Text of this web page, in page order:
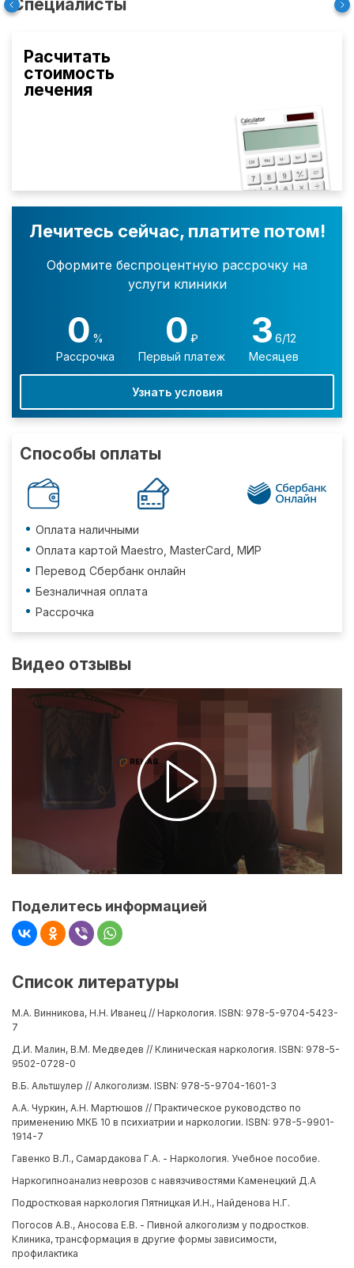
Специалисты
Расчитать
стоимость
лечения
Лечитесь сейчас, платите потом!
Оформите беспроцентную рассрочку на
услуги клиники
0 %
Рассрочка
0 ₽
Первый платеж
3 6/12
Месяцев
Узнать условия
Способы оплаты
Оплата наличными
Оплата картой Maestro, MasterCard, МИР
Перевод Сбербанк онлайн
Безналичная оплата
Рассрочка
Видео отзывы
Поделитесь информацией
Список литературы
М.А. Винникова, Н.Н. Иванец // Наркология. ISBN: 978-5-9704-5423-
7
Д.И. Малин, В.М. Медведев // Клиническая наркология. ISBN: 978-5-
9502-0728-0
В.Б. Альтшулер // Алкоголизм. ISBN: 978-5-9704-1601-3
А.А. Чуркин, А.Н. Мартюшов // Практическое руководство по
применению МКБ 10 в психиатрии и наркологии. ISBN: 978-5-9901-
1914-7
Гавенко В.Л., Самардакова Г.А. - Наркология. Учебное пособие.
Наркогипноанализ неврозов с навязчивостями Каменецкий Д.А
Подростковая наркология Пятницкая И.Н., Найденова Н.Г.
Погосов А.В., Аносова Е.В. - Пивной алкоголизм у подростков.
Клиника, трансформация в другие формы зависимости,
профилактика